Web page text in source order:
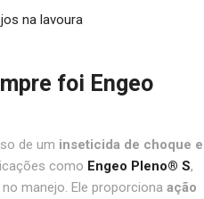
na lavoura
foi Engeo
de um inseticida de choque e
como Engeo Pleno® S,
manejo. Ele proporciona ação